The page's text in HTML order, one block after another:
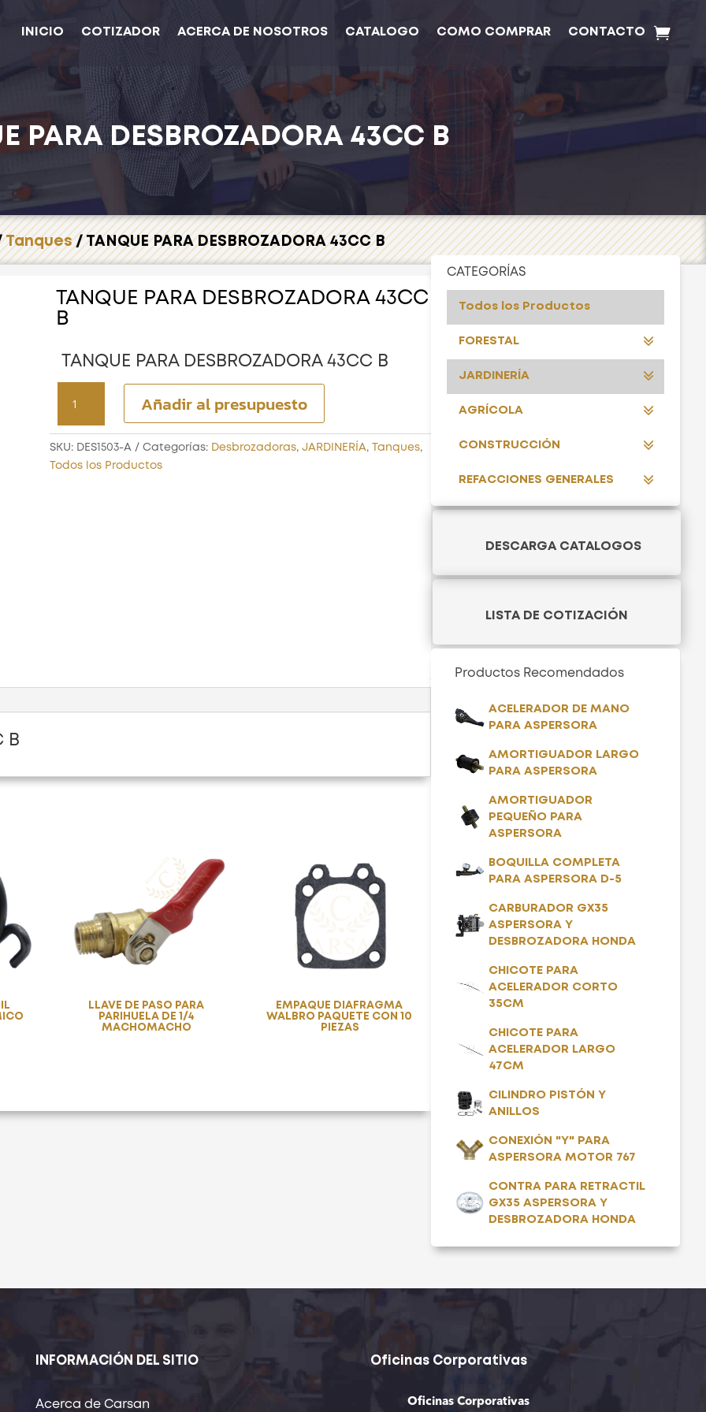
INICIO COTIZADOR ACERCA DE NOSOTROS CATALOGO COMO COMPRAR CONTACTO
PARA DESBROZADORA 43CC B
Tanques/ TANQUE PARA DESBROZADORA 43CC B
TANQUE PARA DESBROZADORA 43CC
B
TANQUE PARA DESBROZADORA 43CC B
PARA
DESBROZADORA
43CC
B
Añadir al presupuesto
SKU: DES1503-A Categorías: Desbrozadoras, JARDINERÍA, Tanques,
Todos los Productos
B
LLAVE DE PASO PARA
PARIHUELA DE 1/4
MACHOMACHO
EMPAQUE DIAFRAGMA
WALBRO PAQUETE CON 10
PIEZAS
CATEGORÍAS
Todos los Productos
FORESTAL
JARDINERÍA
AGRÍCOLA
CONSTRUCCIÓN
REFACCIONES GENERALES
DESCARGA CATALOGOS
LISTA DE COTIZACIÓN
Productos Recomendados
ACELERADOR DE MANO
PARA ASPERSORA
AMORTIGUADOR LARGO
PARA ASPERSORA
AMORTIGUADOR
PEQUEÑO PARA
ASPERSORA
BOQUILLA COMPLETA
PARA ASPERSORA D-5
CARBURADOR GX35
ASPERSORA Y
DESBROZADORA HONDA
CHICOTE PARA
ACELERADOR CORTO
35CM
CHICOTE PARA
ACELERADOR LARGO
47CM
CILINDRO PISTÓN Y
ANILLOS
CONEXIÓN "Y" PARA
ASPERSORA MOTOR 767
CONTRA PARA RETRACTIL
GX35 ASPERSORA Y
DESBROZADORA HONDA
INFORMACIÓN DEL SITIO
Acerca de Carsan
Oficinas Corporativas
Oficinas Corporativas